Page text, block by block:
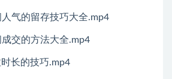
气的留存技巧大全.mp4
交的方法大全.mp4
长的技巧.mp4